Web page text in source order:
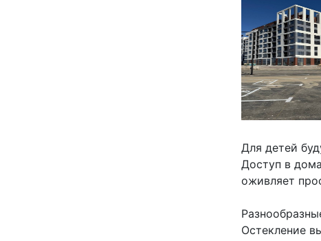
Для детей
Доступ в
оживляет
Остекление